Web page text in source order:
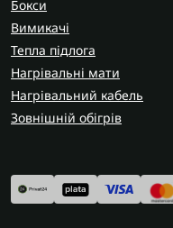
Бокси
Вимикачі
Тепла підлога
Нагрівальні мати
Нагрівальний кабель
Зовнішній обігрів